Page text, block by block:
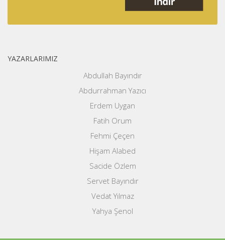
YAZARLARIMIZ
Abdullah Bayındır
Abdurrahman Yazıcı
Erdem Uygan
Fatih Orum
Fehmi Çeçen
Hişam Alabed
Sacide Özlem
Servet Bayındır
Vedat Yılmaz
Yahya Şenol